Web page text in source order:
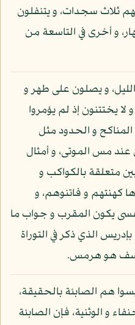
ثلاث سجدات، و يتنفلون
و أخرى في التاسعة من
الليل، و يصلون على طهر و
يختتنون إذ لم يؤمروا
و الحدود مثل
مس الموتى، و أمثال
متعلقة بالكواكب و
كهنتهم و فاتنوهم، و
يكون المقرب و جواب ما
الذي ذكر في التوراة
هو هرمس.
هم الصابئة بالحقيقة،
و الوثنية، فإن الصابئة